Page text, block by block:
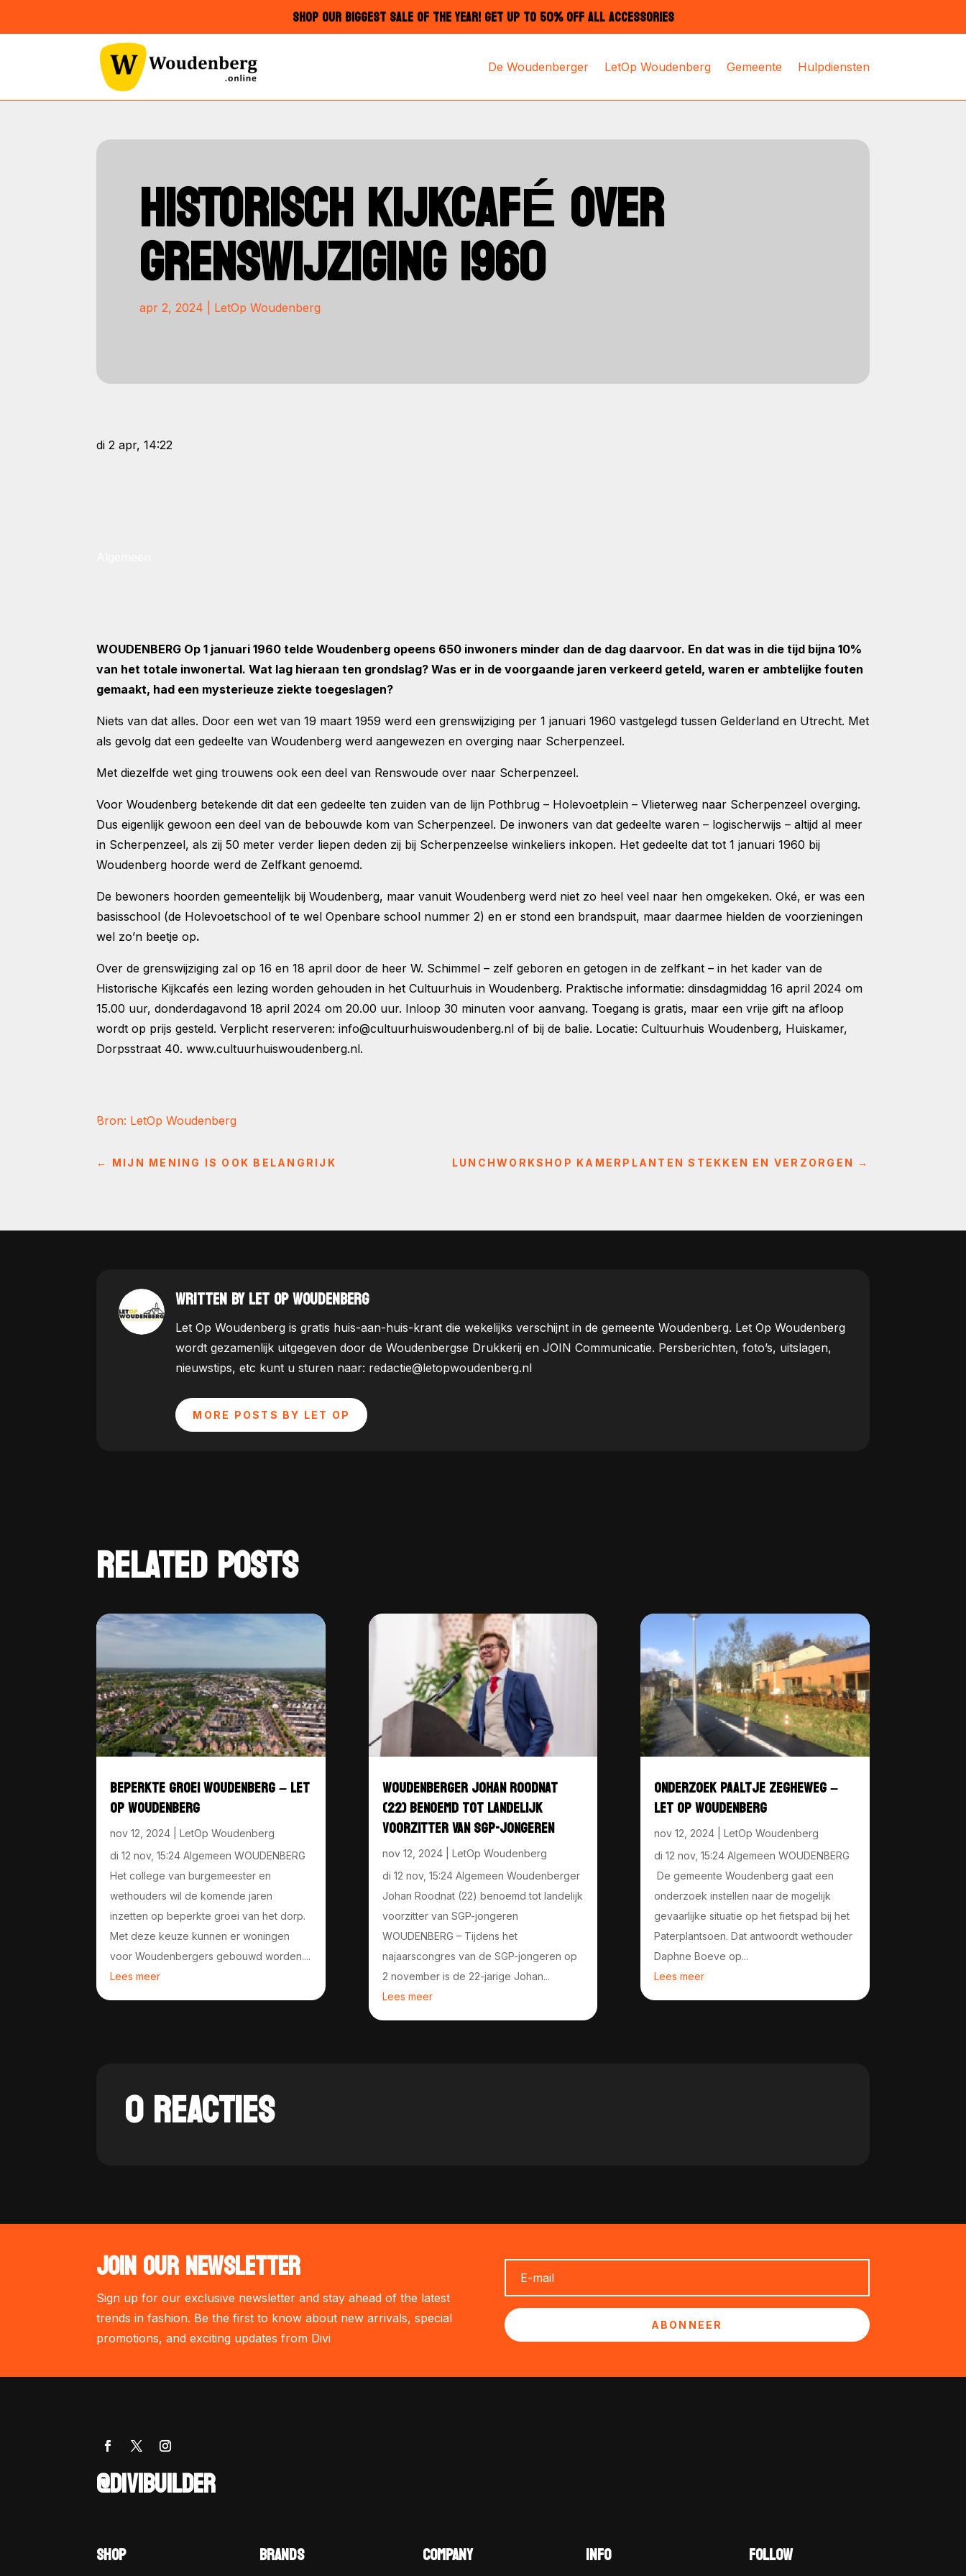
SHOP OUR BIGGEST SALE OF THE YEAR! GET UP TO 50% OFF ALL ACCESSORIES
De Woudenberger LetOp Woudenberg Gemeente Hulpdiensten
HISTORISCH KIJKCAFÉ OVER
GRENSWIJZIGING 1960
apr 2, 2024 LetOp Woudenberg
di 2 apr, 14:22
WOUDENBERG Op 1 januari 1960 telde Woudenberg opeens 650 inwoners minder dan de dag daarvoor. En dat was in die tijd bijna 10%
van het totale inwonertal. Wat lag hieraan ten grondslag? Was er in de voorgaande jaren verkeerd geteld, waren er ambtelijke fouten
gemaakt, had een mysterieuze ziekte toegeslagen?
Niets van dat alles. Door een wet van 19 maart 1959 werd een grenswijziging per 1 januari 1960 vastgelegd tussen Gelderland en Utrecht. Met
als gevolg dat een gedeelte van Woudenberg werd aangewezen en overging naar Scherpenzeel.
Met diezelfde wet ging trouwens ook een deel van Renswoude over naar Scherpenzeel.
Voor Woudenberg betekende dit dat een gedeelte ten zuiden van de lijn Pothbrug – Holevoetplein – Vlieterweg naar Scherpenzeel overging.
Dus eigenlijk gewoon een deel van de bebouwde kom van Scherpenzeel. De inwoners van dat gedeelte waren – logischerwijs – altijd al meer
in Scherpenzeel, als zij 50 meter verder liepen deden zij bij Scherpenzeelse winkeliers inkopen. Het gedeelte dat tot 1 januari 1960 bij
Woudenberg hoorde werd de Zelfkant genoemd.
De bewoners hoorden gemeentelijk bij Woudenberg, maar vanuit Woudenberg werd niet zo heel veel naar hen omgekeken. Oké, er was een
basisschool (de Holevoetschool of te wel Openbare school nummer 2) en er stond een brandspuit, maar daarmee hielden de voorzieningen
wel zo’n beetje op.
Over de grenswijziging zal op 16 en 18 april door de heer W. Schimmel – zelf geboren en getogen in de zelfkant – in het kader van de
Historische Kijkcafés een lezing worden gehouden in het Cultuurhuis in Woudenberg. Praktische informatie: dinsdagmiddag 16 april 2024 om
15.00 uur, donderdagavond 18 april 2024 om 20.00 uur. Inloop 30 minuten voor aanvang. Toegang is gratis, maar een vrije gift na afloop
wordt op prijs gesteld. Verplicht reserveren: info@cultuurhuiswoudenberg.nl of bij de balie. Locatie: Cultuurhuis Woudenberg, Huiskamer,
Dorpsstraat 40. www.cultuurhuiswoudenberg.nl.
Bron: LetOp Woudenberg
← MIJN MENING IS OOK BELANGRIJK LUNCHWORKSHOP KAMERPLANTEN STEKKEN EN VERZORGEN →
WRITTEN BY LET OP WOUDENBERG
Let Op Woudenberg is gratis huis-aan-huis-krant die wekelijks verschijnt in de gemeente Woudenberg. Let Op Woudenberg
wordt gezamenlijk uitgegeven door de Woudenbergse Drukkerij en JOIN Communicatie. Persberichten, foto’s, uitslagen,
nieuwstips, etc kunt u sturen naar: redactie@letopwoudenberg.nl
MORE POSTS BY LET OP
RELATED POSTS
BEPERKTE GROEI WOUDENBERG – LET
OP WOUDENBERG
nov 12, 2024 |LetOp Woudenberg
di 12 nov, 15:24 Algemeen WOUDENBERG
Het college van burgemeester en
wethouders wil de komende jaren
inzetten op beperkte groei van het dorp.
Met deze keuze kunnen er woningen
voor Woudenbergers gebouwd worden....
Lees meer
WOUDENBERGER JOHAN ROODNAT
(22) BENOEMD TOT LANDELIJK
VOORZITTER VAN SGP-JONGEREN
nov 12, 2024| LetOp Woudenberg
di 12 nov, 15:24 Algemeen Woudenberger
Johan Roodnat (22) benoemd tot landelijk
voorzitter van SGP-jongeren
WOUDENBERG – Tijdens het
najaarscongres van de SGP-jongeren op
2 november is de 22-jarige Johan...
Lees meer
ONDERZOEK PAALTJE ZEGHEWEG –
LET OP WOUDENBERG
nov 12, 2024| LetOp Woudenberg
di 12 nov, 15:24 Algemeen WOUDENBERG
De gemeente Woudenberg gaat een
onderzoek instellen naar de mogelijk
gevaarlijke situatie op het fietspad bij het
Paterplantsoen. Dat antwoordt wethouder
Daphne Boeve op...
Lees meer
0 REACTIES
JOIN OUR NEWSLETTER
Sign up for our exclusive newsletter and stay ahead of the latest
trends in fashion. Be the first to know about new arrivals, special
promotions, and exciting updates from Divi
ABONNEER
@DIVIBUILDER
SHOP BRANDS COMPANY INFO FOLLOW